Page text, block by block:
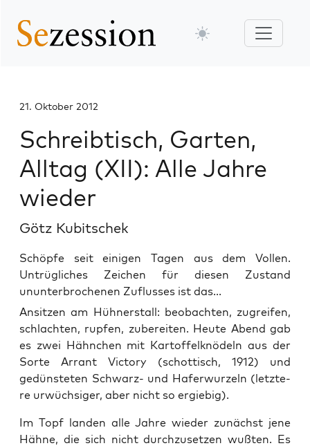
21. Oktober 2012
Schreibtisch, Garten,
Alltag (XII): Alle Jahre
wieder
Götz Kubitschek
Schöpfe seit einigen Tagen aus dem Vollen.
Untrügliches Zeichen für diesen Zustand
ununterbrochenen Zuflusses ist das...
Ansit­zen am Hüh­ner­stall: beob­ach­ten, zugrei­fen,
schlach­ten, rup­fen, zube­rei­ten. Heu­te Abend gab
es zwei Hähn­chen mit Kar­tof­fel­knö­deln aus der
Sor­te Arrant Vic­to­ry (schot­tisch, 1912) und
gedüns­te­ten Schwarz- und Hafer­wur­zeln (letz­te­
re urwüch­si­ger, aber nicht so ergiebig).
Im Topf lan­den alle Jah­re wie­der zunächst jene
Häh­ne, die sich nicht durch­zu­set­zen wuß­ten. Es